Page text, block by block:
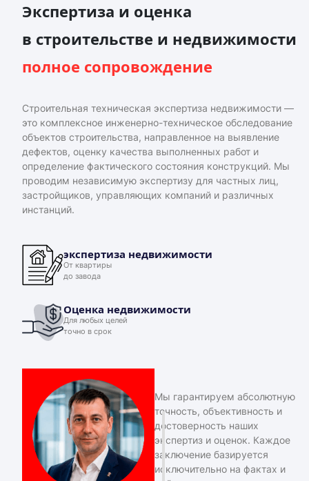
Экспертиза и оценка
в строительстве и недвижимости
полное сопровождение
Строительная техническая экспертиза недвижимости —
это комплексное инженерно-техническое обследование
объектов строительства, направленное на выявление
дефектов, оценку качества выполненных работ и
определение фактического состояния конструкций. Мы
проводим независимую экспертизу для частных лиц,
застройщиков, управляющих компаний и различных
инстанций.
экспертиза недвижимости
От квартиры
до завода
Оценка недвижимости
Для любых целей
точно в срок
Мы гарантируем абсолютную
точность, объективность и
достоверность наших
экспертиз и оценок. Каждое
заключение базируется
исключительно на фактах и